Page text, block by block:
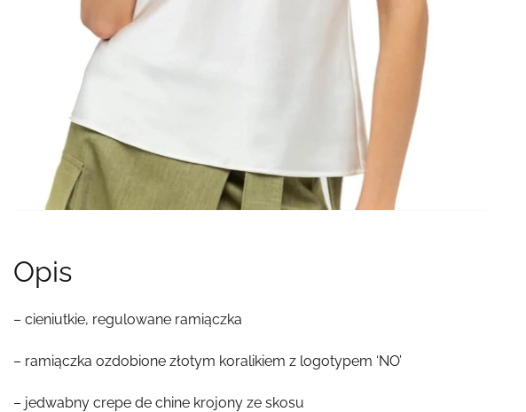
Opis
– cieniutkie, regulowane ramiączka
– ramiączka ozdobione złotym koralikiem z logotypem ‘NO’
– jedwabny crepe de chine krojony ze skosu